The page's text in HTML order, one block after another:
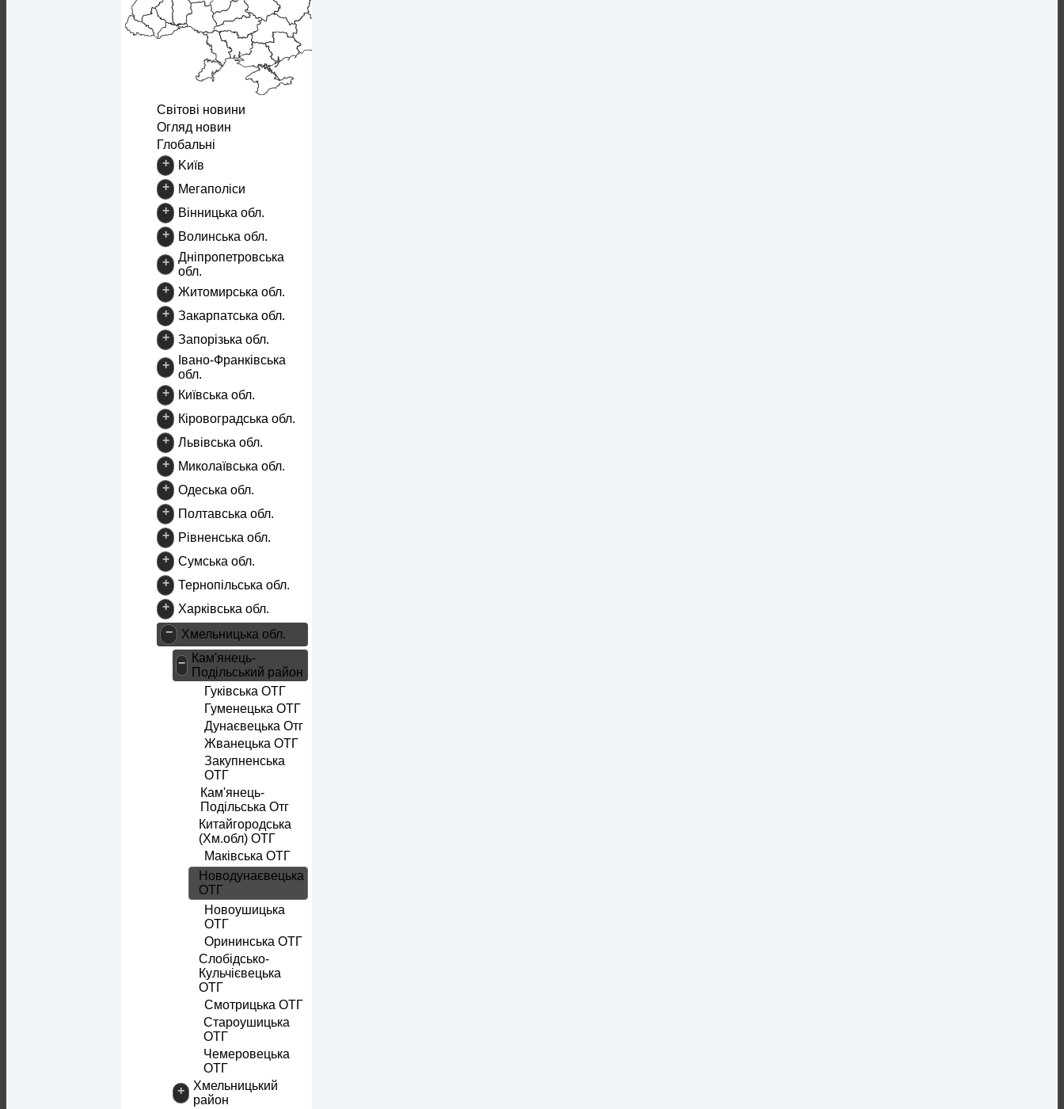
Світові новини
Огляд новин
Глобальні
+
Kиїв
+
Mегаполіси
+
Вінницька обл.
+
Волинська обл.
+
Дніпропетровська
обл.
+
Житомирська обл.
+
Закарпатська обл.
+
Запорізька обл.
+
Івано-Франківська
обл.
+
Київська обл.
+
Кіровоградська обл.
+
Львівська обл.
+
Миколаївська обл.
+
Одеська обл.
+
Полтавська обл.
+
Рівненська обл.
+
Сумська обл.
+
Тернопільська обл.
+
Харківська обл.
−
Хмельницька обл.
−
Кам'янець-
Подільський район
Гуківська ОТГ
Гуменецька ОТГ
Дунаєвецька Отг
Жванецька ОТГ
Закупненська
ОТГ
Кам'янець-
Подільська Отг
Китайгородська
(Хм.обл) ОТГ
Маківська ОТГ
Новодунаєвецька
ОТГ
Новоушицька
ОТГ
Орининська ОТГ
Слобідсько-
Кульчієвецька
ОТГ
Смотрицька ОТГ
Староушицька
ОТГ
Чемеровецька
ОТГ
+
Хмельницький
район